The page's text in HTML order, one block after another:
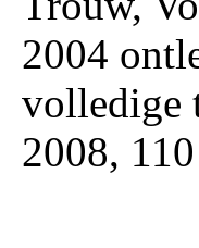
2004
volledige
2008,